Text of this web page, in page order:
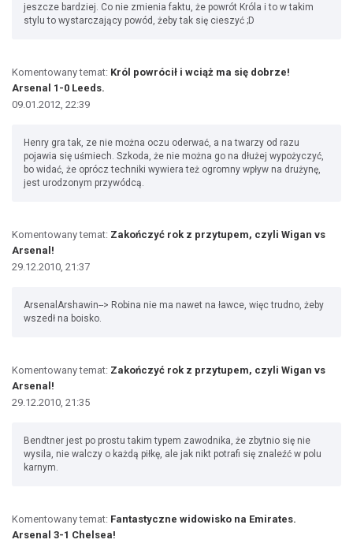
jeszcze bardziej. Co nie zmienia faktu, że powrót Króla i to w takim
stylu to wystarczający powód, żeby tak się cieszyć ;D
Komentowany temat: Król powrócił i wciąż ma się dobrze!
Arsenal 1-0 Leeds.
09.01.2012, 22:39
Henry gra tak, ze nie można oczu oderwać, a na twarzy od razu
pojawia się uśmiech. Szkoda, że nie można go na dłużej wypożyczyć,
bo widać, że oprócz techniki wywiera też ogromny wpływ na drużynę,
jest urodzonym przywódcą.
Komentowany temat: Zakończyć rok z przytupem, czyli Wigan vs
Arsenal!
29.12.2010, 21:37
ArsenalArshawin--> Robina nie ma nawet na ławce, więc trudno, żeby
wszedł na boisko.
Komentowany temat: Zakończyć rok z przytupem, czyli Wigan vs
Arsenal!
29.12.2010, 21:35
Bendtner jest po prostu takim typem zawodnika, że zbytnio się nie
wysila, nie walczy o każdą piłkę, ale jak nikt potrafi się znaleźć w polu
karnym.
Komentowany temat: Fantastyczne widowisko na Emirates.
Arsenal 3-1 Chelsea!